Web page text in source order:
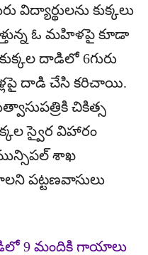
విద్యార్థులను కుక్కలు
ఓ మహిళపై కూడా
దాడిలో 6గురు
దాడి చేసి కరిచాయి.
చికిత్స
స్వైర విహారం
మున్సిపల్ శాఖ
పట్టణవాసులు
9 మందికి గాయాలు